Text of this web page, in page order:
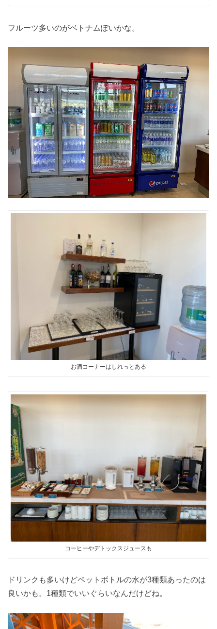
フルーツ多いのがベトナムぽいかな。
お酒コーナーはしれっとある
コーヒーやデトックスジュースも
ドリンクも多いけどペットボトルの水が3種類あったのは
良いかも。1種類でいいぐらいなんだけどね。